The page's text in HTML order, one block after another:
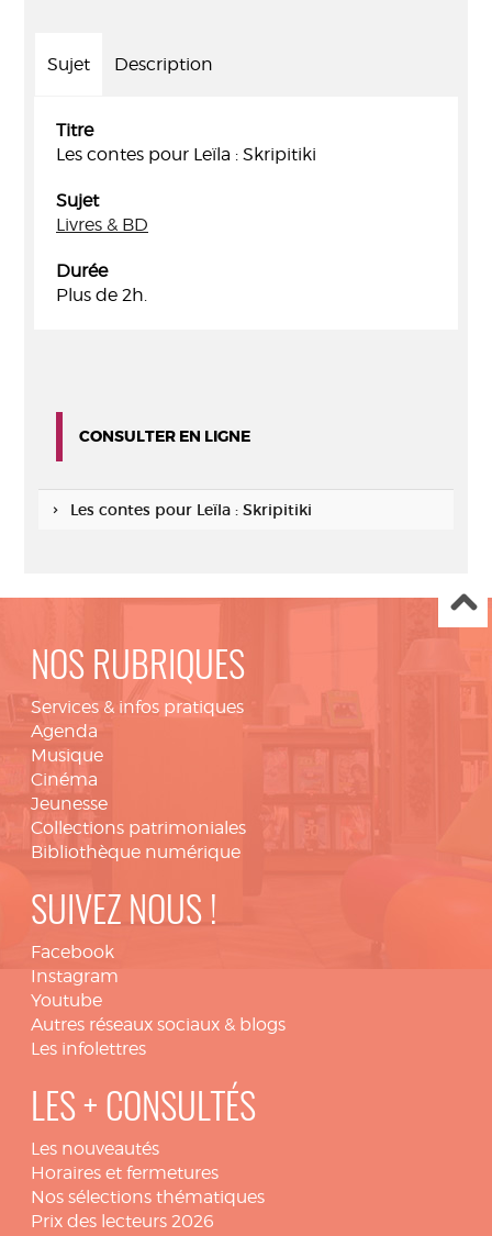
Sujet Description
Titre
Les contes pour Leïla : Skripitiki
Sujet
Livres & BD
Durée
Plus de 2h.
CONSULTER EN LIGNE
Les contes pour Leïla : Skripitiki
NOS RUBRIQUES
Services & infos pratiques
Agenda
Musique
Cinéma
Jeunesse
Collections patrimoniales
Bibliothèque numérique
SUIVEZ NOUS !
Facebook
Instagram
Youtube
Autres réseaux sociaux & blogs
Les infolettres
LES + CONSULTÉS
Les nouveautés
Horaires et fermetures
Nos sélections thématiques
Prix des lecteurs 2026